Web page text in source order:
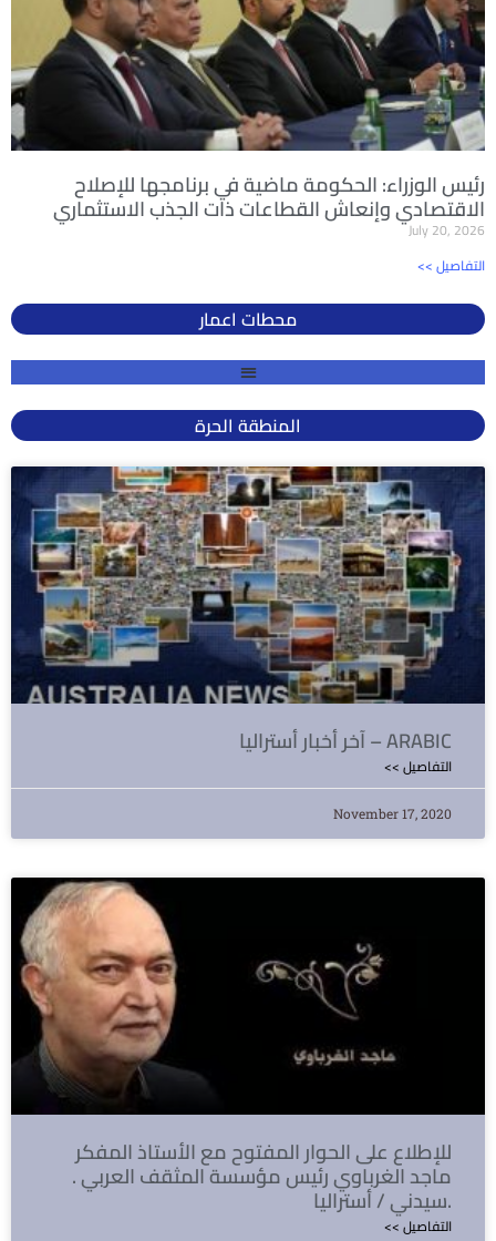
رئيس الوزراء: الحكومة ماضية في برنامجها للإصلاح
الاقتصادي وإنعاش القطاعات ذات الجذب الاستثماري
July 20, 2026
<< التفاصيل
محطات اعمار
المنطقة الحرة
آخر أخبار أستراليا – ARABIC
<< التفاصيل
November 17, 2020
للإطلاع على الحوار المفتوح مع الأستاذ المفكر
ماجد الغرباوي رئيس مؤسسة المثقف العربي .
سيدني / أستراليا.
<< التفاصيل